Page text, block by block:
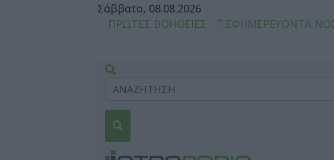
Σάββατο, 08.08.2026
ΠΡΩΤΕΣ ΒΟΗΘΕΙΕΣ
ΕΦΗΜΕΡΕΥΟΝΤΑ